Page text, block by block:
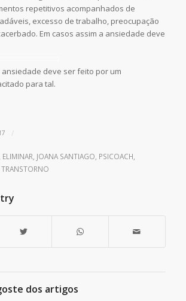
repetitivos acompanhados de
excesso de trabalho, preocupação
Em casos assim a ansiedade deve
deve ser feito por um
para tal.
/
ELIMINAR JOANA SANTIAGO PSICOACH
TRANSTORNO
dos artigos